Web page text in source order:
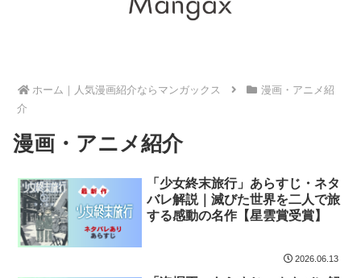
ホーム
漫画・アニメ紹
介
漫画・アニメ紹介
「少女終末旅行」あらすじ・ネタ
バレ解説｜滅びた世界を二人で旅
する感動の名作【星雲賞受賞】
2026.06.13